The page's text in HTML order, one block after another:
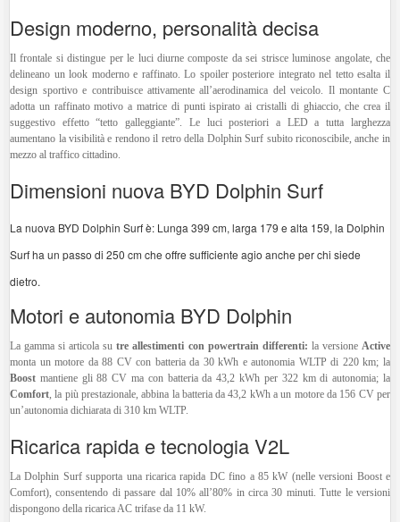
Design moderno, personalità decisa
Il frontale si distingue per le luci diurne composte da sei strisce luminose angolate, che
delineano un look moderno e raffinato. Lo spoiler posteriore integrato nel tetto esalta il
design sportivo e contribuisce attivamente all’aerodinamica del veicolo. Il montante C
adotta un raffinato motivo a matrice di punti ispirato ai cristalli di ghiaccio, che crea il
suggestivo effetto “tetto galleggiante”. Le luci posteriori a LED a tutta larghezza
aumentano la visibilità e rendono il retro della Dolphin Surf subito riconoscibile, anche in
mezzo al traffico cittadino.
Dimensioni nuova BYD Dolphin Surf
La nuova BYD Dolphin Surf è: Lunga 399 cm, larga 179 e alta 159, la Dolphin
Surf ha un passo di 250 cm che offre sufficiente agio anche per chi siede
dietro.
Motori e autonomia BYD Dolphin
La gamma si articola sutre allestimenti con powertrain differenti: la versione Active
monta un motore da 88 CV con batteria da 30 kWh e autonomia WLTP di 220 km; la
Boost mantiene gli 88 CV ma con batteria da 43,2 kWh per 322 km di autonomia; la
Comfort , la più prestazionale, abbina la batteria da 43,2 kWh a un motore da 156 CV per
un’autonomia dichiarata di 310 km WLTP.
Ricarica rapida e tecnologia V2L
La Dolphin Surf supporta una ricarica rapida DC fino a 85 kW (nelle versioni Boost e
Comfort), consentendo di passare dal 10% all’80% in circa 30 minuti. Tutte le versioni
dispongono della ricarica AC trifase da 11 kW.